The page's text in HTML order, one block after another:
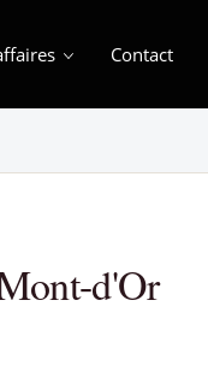
Contact
d'Or